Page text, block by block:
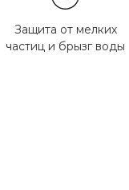
Защита от мелких
частиц и брызг воды